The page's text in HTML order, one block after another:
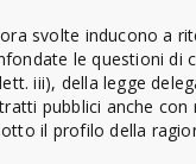
svolte inducono a
le questioni di
iii), della legge
pubblici anche con
il profilo della